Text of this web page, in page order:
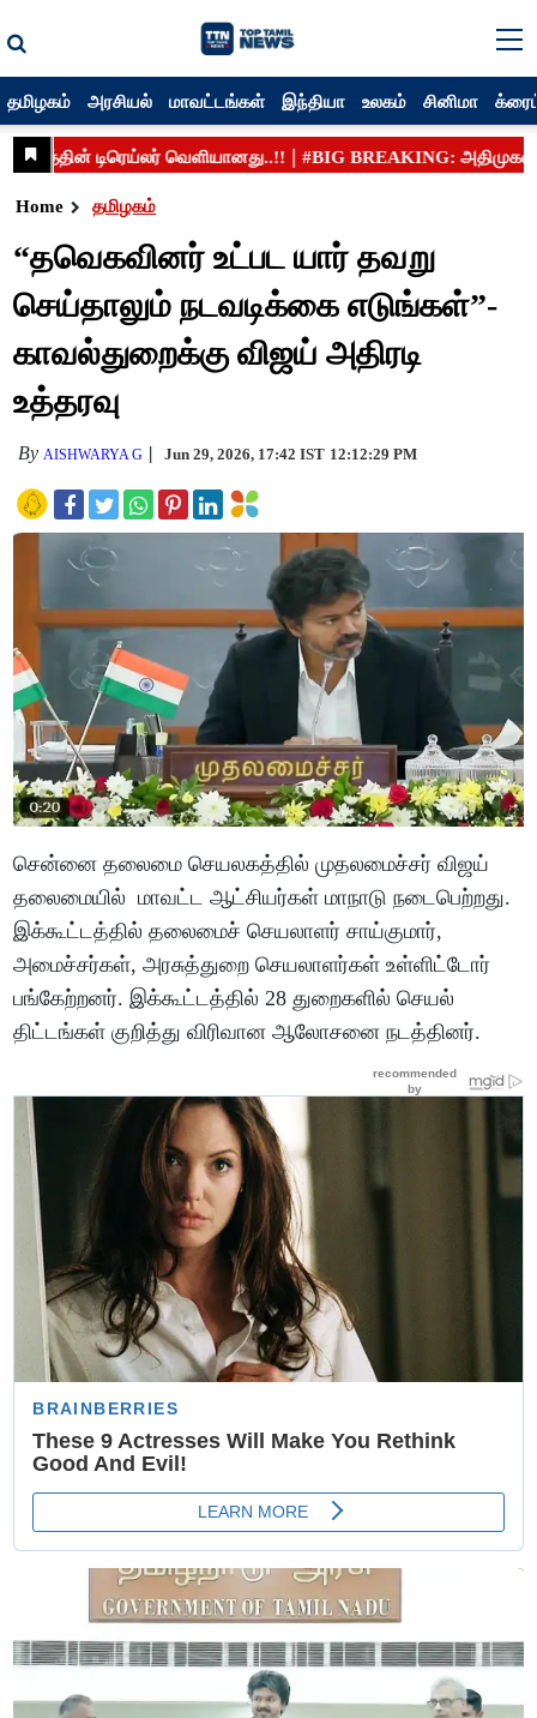
தமிழகம் அரசியல் மாவட்டங்கள் இந்தியா உலகம் சினிமா
Home தமிழகம்
“தவெகவினர் உட்பட யார் தவறு
செய்தாலும் நடவடிக்கை எடுங்கள்”-
காவல்துறைக்கு விஜய் அதிரடி
உத்தரவு
By AISHWARYA G Jun 29, 2026, 17:42 IST 12:12:29 PM
சென்னை தலைமை செயலகத்தில் முதலமைச்சர் விஜய்
தலைமையில் மாவட்ட ஆட்சியர்கள் மாநாடு நடைபெற்றது.
இக்கூட்டத்தில் தலைமைச் செயலாளர் சாய்குமார்,
அமைச்சர்கள், அரசுத்துறை செயலாளர்கள் உள்ளிட்டோர்
பங்கேற்றனர். இக்கூட்டத்தில் 28 துறைகளில் செயல்
திட்டங்கள் குறித்து விரிவான ஆலோசனை நடத்தினர்.